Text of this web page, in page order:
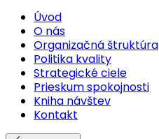
Úvod
O nás
Organizačná štruktúra
Politika kvality
Strategické ciele
Prieskum spokojnosti
Kniha návštev
Kontakt